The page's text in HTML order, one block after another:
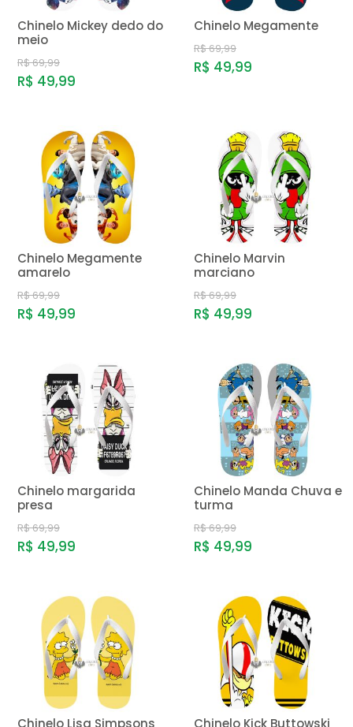
Chinelo Mickey dedo do
meio
R$ 69,99
R$ 49,99
Chinelo Megamente
R$ 69,99
R$ 49,99
Chinelo Megamente
amarelo
R$ 69,99
R$ 49,99
Chinelo Marvin
marciano
R$ 69,99
R$ 49,99
Chinelo margarida
presa
R$ 69,99
R$ 49,99
Chinelo Manda Chuva e
turma
R$ 69,99
R$ 49,99
Chinelo Lisa Simpsons Chinelo Kick Buttowski